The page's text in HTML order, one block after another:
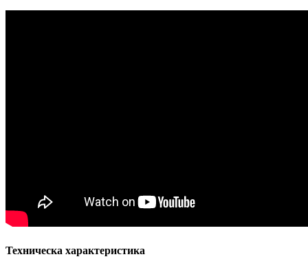
Техническа характеристика